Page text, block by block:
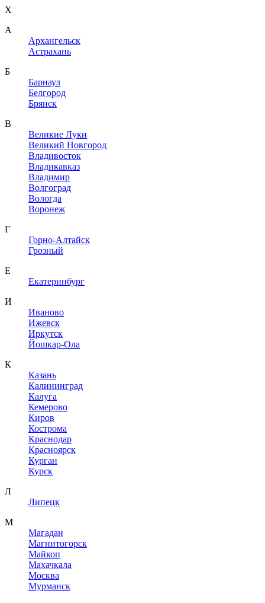
X
A
Архангельск
Астрахань
Б
Барнаул
Белгород
Брянск
В
Великие Луки
Великий Новгород
Владивосток
Владикавказ
Владимир
Волгоград
Вологда
Воронеж
Г
Горно-Алтайск
Грозный
Е
Екатеринбург
И
Иваново
Ижевск
Иркутск
Йошкар-Ола
К
Казань
Калининград
Калуга
Кемерово
Киров
Кострома
Краснодар
Красноярск
Курган
Курск
Л
Липецк
М
Магадан
Магнитогорск
Майкоп
Махачкала
Москва
Мурманск